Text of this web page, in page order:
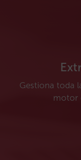
Gestiona toda
motor